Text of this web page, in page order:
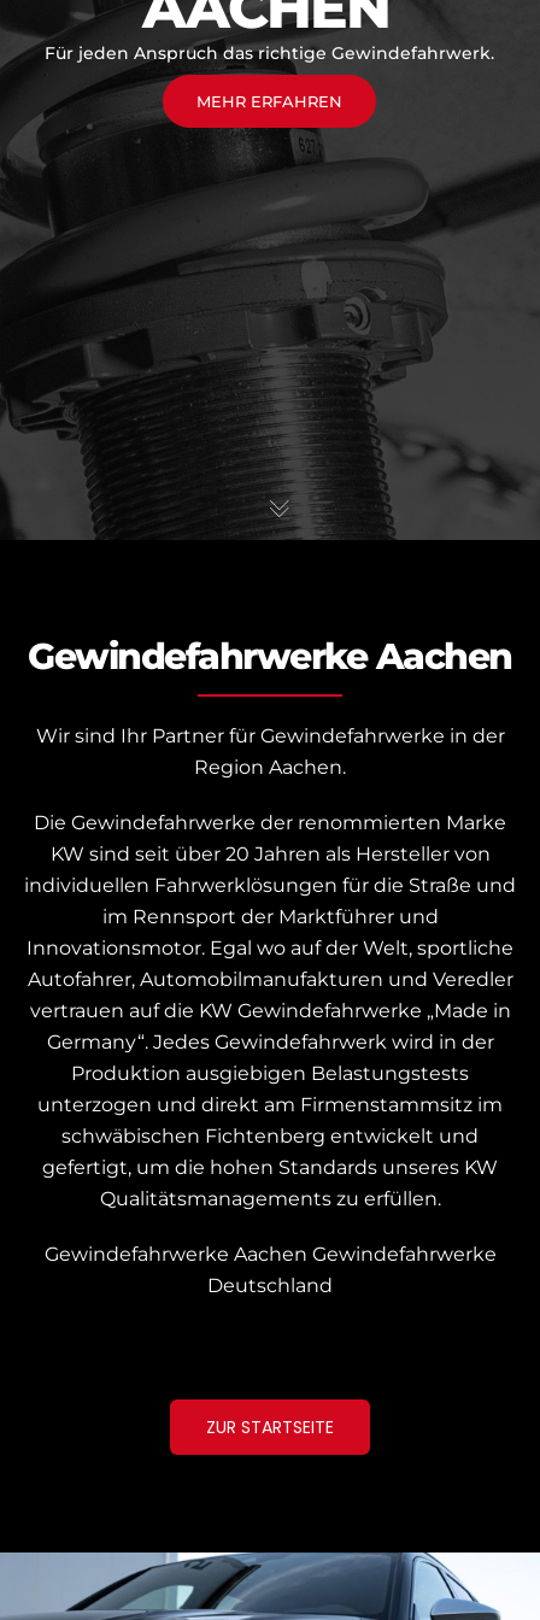
Für jeden Anspruch das richtige Gewindefahrwerk.
MEHR ERFAHREN
Gewindefahrwerke Aachen
Wir sind Ihr Partner für Gewindefahrwerke in der
Region Aachen.
Die Gewindefahrwerke der renommierten Marke
KW sind seit über 20 Jahren als Hersteller von
individuellen Fahrwerklösungen für die Straße und
im Rennsport der Marktführer und
Innovationsmotor. Egal wo auf der Welt, sportliche
Autofahrer, Automobilmanufakturen und Veredler
vertrauen auf die KW Gewindefahrwerke „Made in
Germany“.Jedes Gewindefahrwerk wird in der
Produktion ausgiebigen Belastungstests
unterzogen und direkt am Firmenstammsitz im
schwäbischen Fichtenberg entwickelt und
gefertigt, um die hohen Standards unseres KW
Qualitätsmanagements zu erfüllen.
Gewindefahrwerke Aachen Gewindefahrwerke
Deutschland
ZUR STARTSEITE